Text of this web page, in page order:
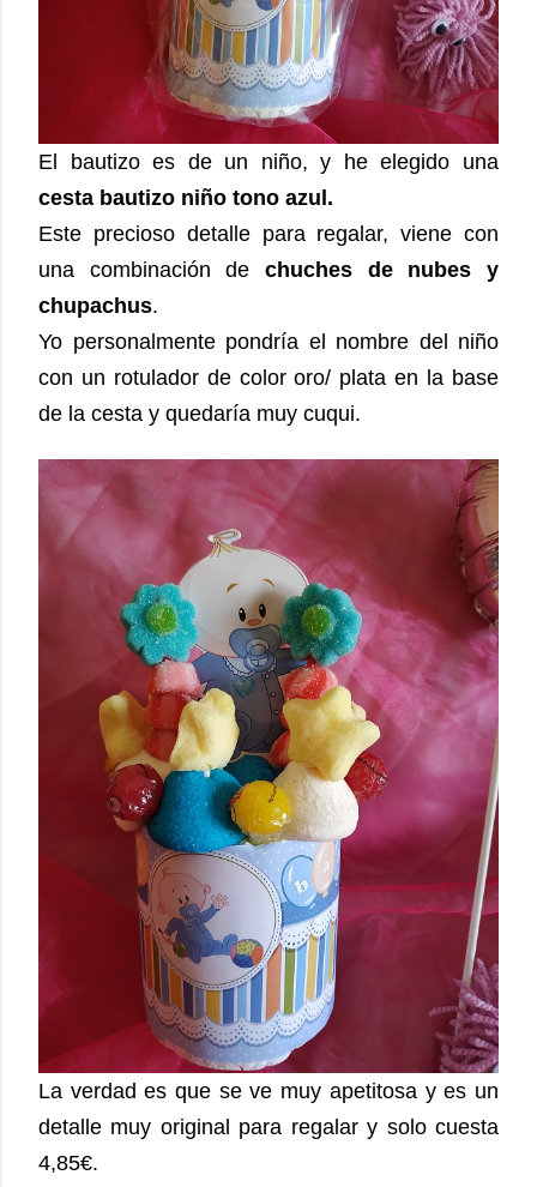
El bautizo es de un niño, y he elegido una
cesta bautizo niño tono azul.
Este precioso detalle para regalar, viene con
una combinación de chuches de nubes y
chupachus.
Yo personalmente pondría el nombre del niño
con un rotulador de color oro/ plata en la base
de la cesta y quedaría muy cuqui.
La verdad es que se ve muy apetitosa y es un
detalle muy original para regalar y solo cuesta
4,85€.